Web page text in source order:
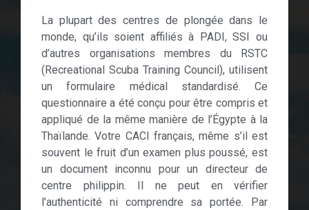
La plupart des centres de plongée dans le
monde, qu’ils soient affiliés à PADI, SSI ou
d’autres organisations membres du RSTC
(Recreational Scuba Training Council), utilisent
un formulaire médical standardisé. Ce
questionnaire a été conçu pour être compris et
appliqué de la même manière de l’Égypte à la
Thaïlande. Votre CACI français, même s’il est
souvent le fruit d’un examen plus poussé, est
un document inconnu pour un directeur de
centre philippin. Il ne peut en vérifier
l’authenticité ni comprendre sa portée. Par